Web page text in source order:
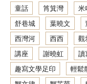
童話
筲箕灣 米
舒巷城
葉曉文
西灣河
西西 觀
講座
謝曉虹 讀
趣寫文學足印
輕鬆